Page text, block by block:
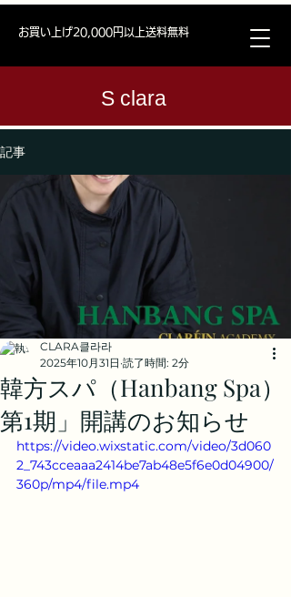
お買い上げ20,000円以上送料無料
S clara
記事
韓方スパ（Hanbang Spa）
第1期」開講のお知らせ
CLARA클라라
2025年10月31日 読了時間: 2分
https://video.wixstatic.com/video/3d060
2_743cceaaa2414be7ab48e5f6e0d04900/
360p/mp4/file.mp4